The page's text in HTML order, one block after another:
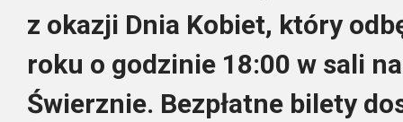
z okazji Dnia Kobiet, który
roku o godzinie 18:00 w sali
Świerznie. Bezpłatne bilety